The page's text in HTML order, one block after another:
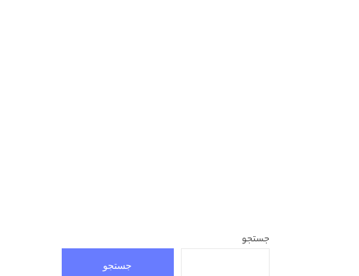
جستجو
جستجو